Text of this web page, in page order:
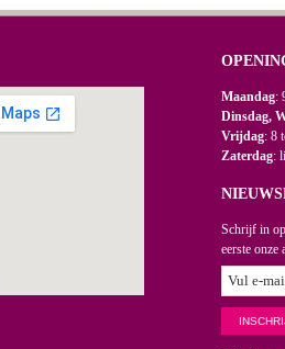
Maandag:
Dinsdag,
Vrijdag: 8
Zaterdag:
Schrijf in
eerste onze